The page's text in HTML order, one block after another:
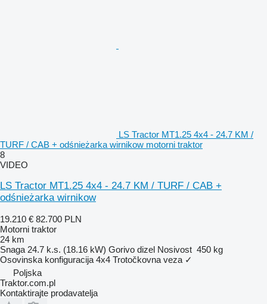
LS Tractor MT1.25 4x4 - 24.7 KM /
TURF / CAB + odśnieżarka wirnikow motorni traktor
8
VIDEO
LS Tractor MT1.25 4x4 - 24.7 KM / TURF / CAB +
odśnieżarka wirnikow
19.210 € 82.700 PLN
Motorni traktor
24 km
Snaga 24.7 k.s. (18.16 kW) Gorivo dizel Nosivost 450 kg
Osovinska konfiguracija 4x4 Trotočkovna veza ✓
Poljska
Traktor.com.pl
Kontaktirajte prodavatelja